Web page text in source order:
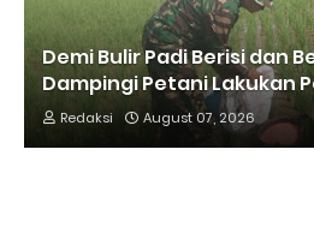
Demi Bulir Padi Berisi dan
Dampingi Petani Lakukan
Redaksi August 07, 2026